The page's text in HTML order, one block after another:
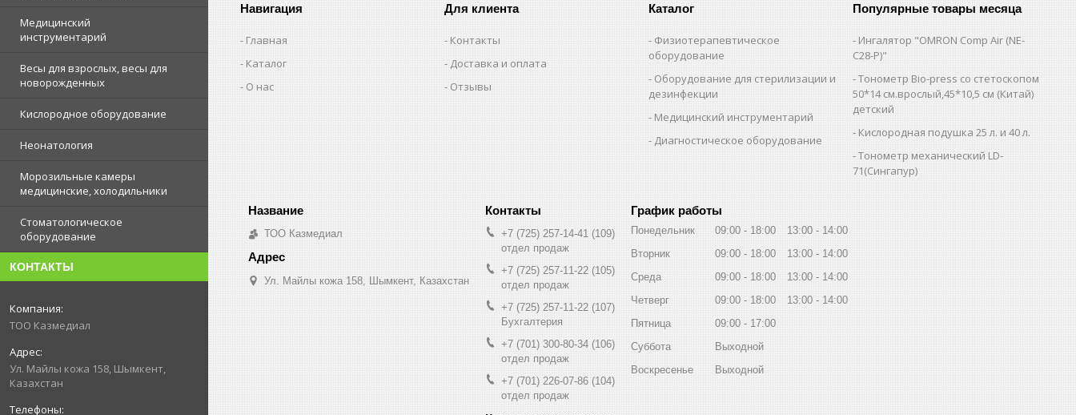
Медицинский
инструментарий
Весы для взрослых, весы для
новорожденных
Кислородное оборудование
Неонатология
Морозильные камеры
медицинские, холодильники
Стоматологическое
оборудование
КОНТАКТЫ
ТОО Казмедиал
Ул. Майлы кожа 158, Шымкент,
Казахстан
Навигация
Главная
Каталог
О нас
Для клиента
Контакты
Доставка и оплата
Отзывы
Каталог
Физиотерапевтическое
оборудование
Оборудование для стерилизации и
дезинфекции
Медицинский инструментарий
Диагностическое оборудование
Популярные товары месяца
Ингалятор "OMRON Comp Air (NE-
C28-Р)"
Тонометр Bio-press со стетоскопом
50*14 см.врослый,45*10,5 см (Китай)
детский
Кислородная подушка 25 л. и 40 л.
Тонометр механический LD-
71(Сингапур)
ТОО Казмедиал
Ул. Майлы кожа 158, Шымкент, Казахстан
+7 (725) 257-14-41
109
отдел продаж
+7 (725) 257-11-22 105
отдел продаж
+7 (725) 257-11-22 107
Бухгалтерия
+7 (701) 300-80-34 106
отдел продаж
+7 (701) 226-07-86 104
отдел продаж
График работы
Понедельник 09:00 18:00 13:00
14:00
Вторник
09:00 18:00 13:00
14:00
Среда
09:00 18:00 13:00
14:00
Четверг
09:00 18:00 13:00
14:00
Пятница
09:00
17:00
Суббота
Выходной
Воскресенье
Выходной